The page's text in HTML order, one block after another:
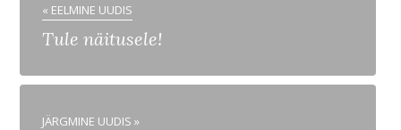
« EELMINE UUDIS
Tule näitusele!
JÄRGMINE UUDIS »